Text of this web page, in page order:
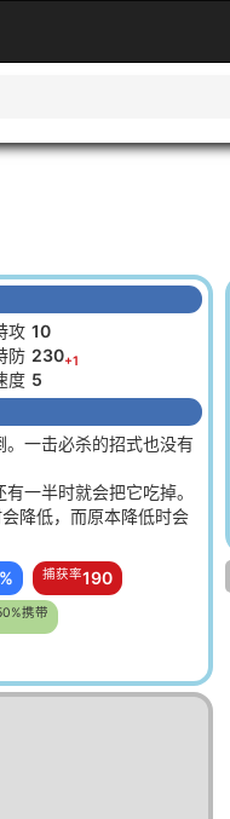
攻 10
防 230+1
度 5
一击必杀的招式也没有
一半时就会把它吃掉。
降低，而原本降低时会
捕获率190
携带